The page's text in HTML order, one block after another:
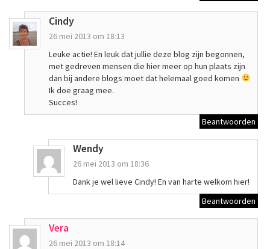
Cindy
26 mei 2013 om 18:13
Leuke actie! En leuk dat jullie deze blog zijn begonnen,
met gedreven mensen die hier meer op hun plaats zijn
dan bij andere blogs moet dat helemaal goed komen
Ik doe graag mee.
Succes!
Beantwoorden
Wendy
26 mei 2013 om 18:36
Dank je wel lieve Cindy! En van harte welkom hier!
Beantwoorden
Vera
26 mei 2013 om 18:14